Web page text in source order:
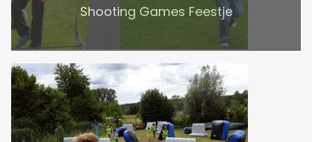
Shooting Games Feestje